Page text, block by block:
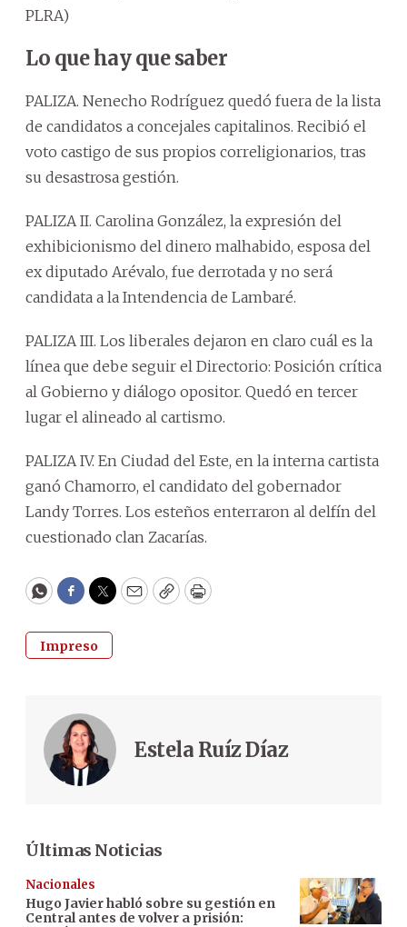
PLRA)
Lo que hay que saber
PALIZA. Nenecho Rodríguez quedó fuera de la lista
de candidatos a concejales capitalinos. Recibió el
voto castigo de sus propios correligionarios, tras
su desastrosa gestión.
PALIZA II. Carolina González, la expresión del
exhibicionismo del dinero malhabido, esposa del
ex diputado Arévalo, fue derrotada y no será
candidata a la Intendencia de Lambaré.
PALIZA III. Los liberales dejaron en claro cuál es la
línea que debe seguir el Directorio: Posición crítica
al Gobierno y diálogo opositor. Quedó en tercer
lugar el alineado al cartismo.
PALIZA IV. En Ciudad del Este, en la interna cartista
ganó Chamorro, el candidato del gobernador
Landy Torres. Los esteños enterraron al delfín del
cuestionado clan Zacarías.
WhatsApp
Facebook
Twitter
EmailCopyPrint
Impreso
Estela Ruíz Díaz
Últimas Noticias
Nacionales
Hugo Javier habló sobre su gestión en
Central antes de volver a prisión: